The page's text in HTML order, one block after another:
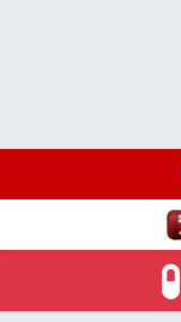
Yayın Akışı
TV 5 Ekranı